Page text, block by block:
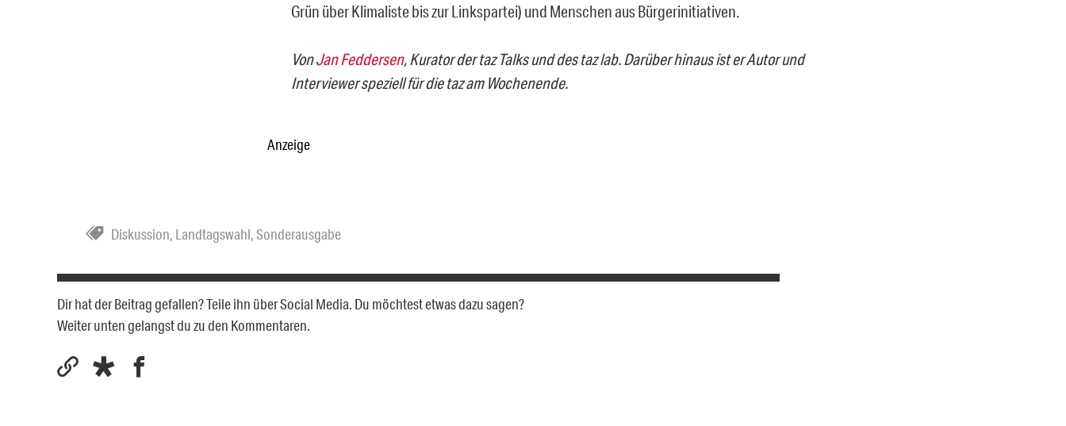
Grün über Klimaliste bis zur Linkspartei) und Menschen aus Bürgerinitiativen.
VonJan Feddersen, Kurator der taz Talks und des taz lab. Darüber hinaus ist er Autor und
Interviewer speziell für die taz am Wochenende.
Anzeige
Diskussion, Landtagswahl,Sonderausgabe
Dir hat der Beitrag gefallen? Teile ihn über Social Media. Du möchtest etwas dazu sagen?
Weiter unten gelangst du zu den Kommentaren.